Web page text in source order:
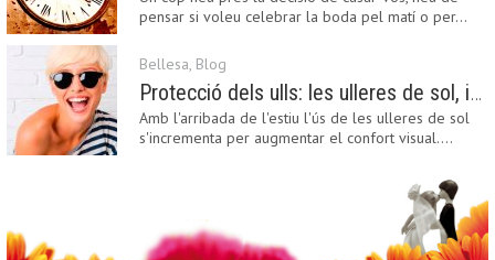
pensar si voleu celebrar la boda pel matí o per…
Bellesa, Blog
Protecció dels ulls: les ulleres de sol, imprescindibles en una boda estiuenca
Amb l'arribada de l'estiu l'ús de les ulleres de sol
s'incrementa per augmentar el confort visual.…